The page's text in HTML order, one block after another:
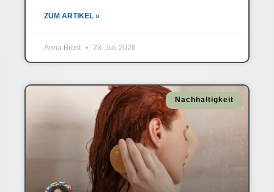
ZUM ARTIKEL »
Anna Brost 23. Juli 2026
Nachhaltigkeit